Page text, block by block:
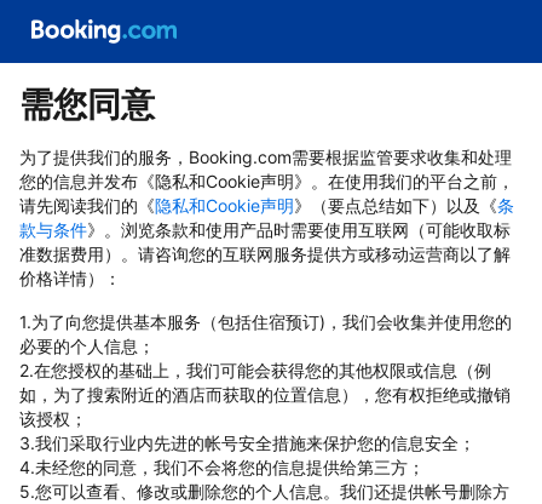
需您同意
为了提供我们的服务，Booking.com需要根据监管要求收集和处理
您的信息并发布《隐私和Cookie声明》。在使用我们的平台之前，
请先阅读我们的《隐私和Cookie声明》（要点总结如下）以及《条
款与条件》。浏览条款和使用产品时需要使用互联网（可能收取标
准数据费用）。请咨询您的互联网服务提供方或移动运营商以了解
价格详情）：
1.为了向您提供基本服务（包括住宿预订)，我们会收集并使用您的
必要的个人信息；
2.在您授权的基础上，我们可能会获得您的其他权限或信息（例
如，为了搜索附近的酒店而获取的位置信息），您有权拒绝或撤销
该授权；
3.我们采取行业内先进的帐号安全措施来保护您的信息安全；
4.未经您的同意，我们不会将您的信息提供给第三方；
5.您可以查看、修改或删除您的个人信息。我们还提供帐号删除方